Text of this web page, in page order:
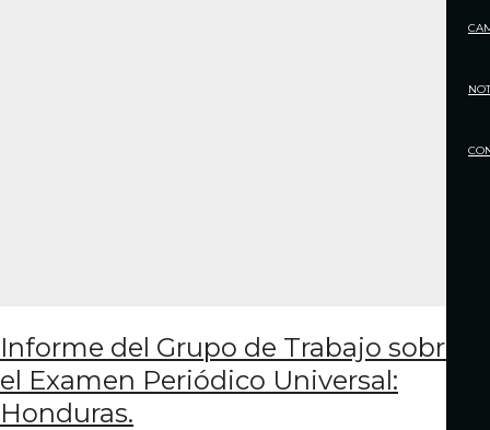
Informe del Grupo de Trabajo sobre
el Examen Periódico Universal:
Honduras.